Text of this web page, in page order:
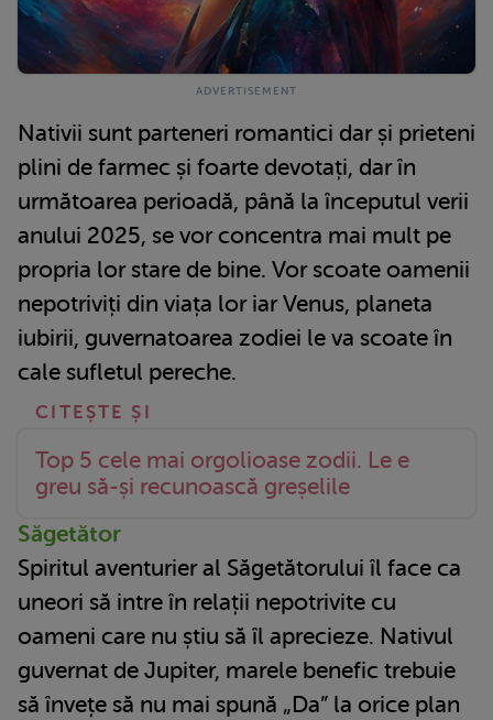
Nativii sunt parteneri romantici dar și prieteni
plini de farmec și foarte devotați, dar în
următoarea perioadă, până la începutul verii
anului 2025, se vor concentra mai mult pe
propria lor stare de bine. Vor scoate oamenii
nepotriviți din viața lor iar Venus, planeta
iubirii, guvernatoarea zodiei le va scoate în
cale sufletul pereche.
Top 5 cele mai orgolioase zodii. Le e
greu să-și recunoască greșelile
Săgetător
Spiritul aventurier al Săgetătorului îl face ca
uneori să intre în relații nepotrivite cu
oameni care nu știu să îl aprecieze. Nativul
guvernat de Jupiter, marele benefic trebuie
să învețe să nu mai spună „Da” la orice plan